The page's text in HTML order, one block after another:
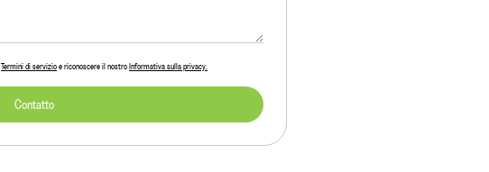
Termini di servizio e riconoscere il nostro Informativa sulla privacy.
Contatto